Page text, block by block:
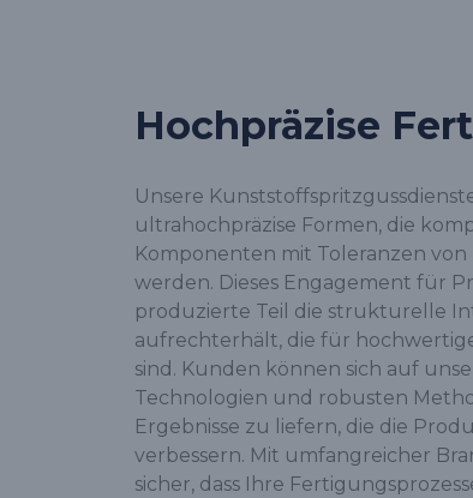
Hochpräzise
Unsere
ultrahochpräzise Formen, die
Komponenten mit Toleranzen von
werden. Dieses Engagement für
produzierte Teil die strukturelle
aufrechterhält, die für
sind. Kunden können sich auf
Technologien und robusten
Ergebnisse zu liefern, die die
verbessern. Mit umfangreicher
sicher, dass Ihre